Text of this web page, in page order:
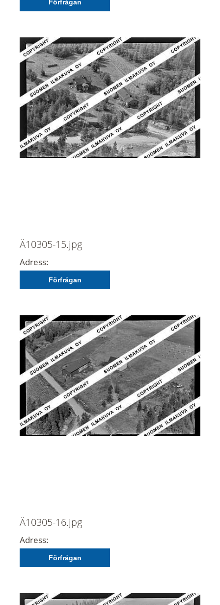
Förfrågan
Ä10305-15.jpg
Adress:
Förfrågan
Ä10305-16.jpg
Adress:
Förfrågan